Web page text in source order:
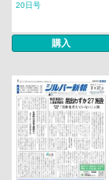
20日号
購入